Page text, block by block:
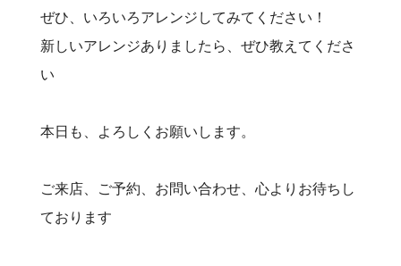
ぜひ、いろいろアレンジしてみてください！
新しいアレンジありましたら、ぜひ教えてくださ
い
本日も、よろしくお願いします。
ご来店、ご予約、お問い合わせ、心よりお待ちし
ております